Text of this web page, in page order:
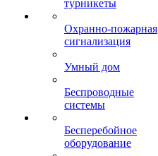
турникеты
Охранно-пожарная
сигнализация
Умный дом
Беспроводные
системы
Бесперебойное
оборудование